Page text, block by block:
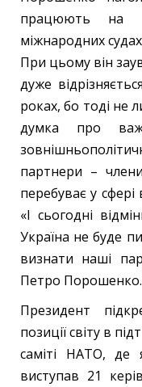
працюють на
міжнародних
При цьому він
дуже
роках, бо тоді не
думка про
партнери –
перебуває у сфері
«І сьогодні
Україна не буде
визнати наші
Петро Порошенко.
Президент
позиції світу в
саміті НАТО, де
виступав 21